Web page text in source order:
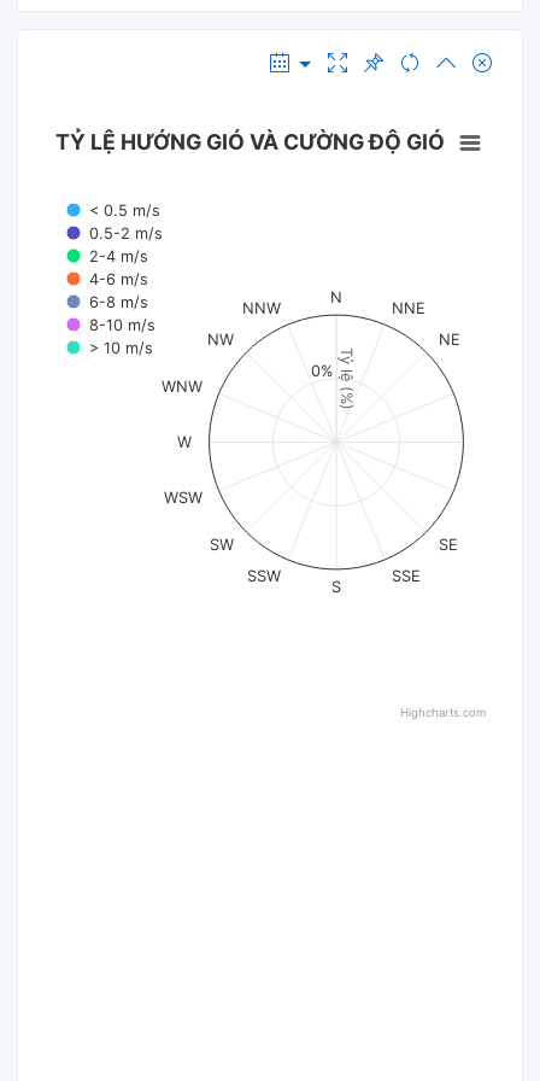
Tỷ lệ (%)
TỶ LỆ HƯỚNG GIÓ VÀ CƯỜNG ĐỘ GIÓ
< 0.5 m/s
0.5-2 m/s
2-4 m/s
4-6 m/s
6-8 m/s
8-10 m/s
> 10 m/s
N
NNE
NE
SE
SSE
S
SSW
SW
WSW
W
WNW
NW
NNW
0%
Highcharts.com